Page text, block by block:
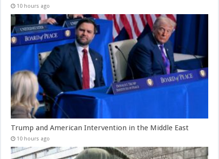
10 hours ago
Trump and American Intervention in the Middle East
10 hours ago